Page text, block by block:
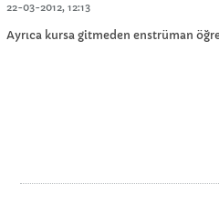
22-03-2012, 12:13
Ayrıca kursa gitmeden enstrüman